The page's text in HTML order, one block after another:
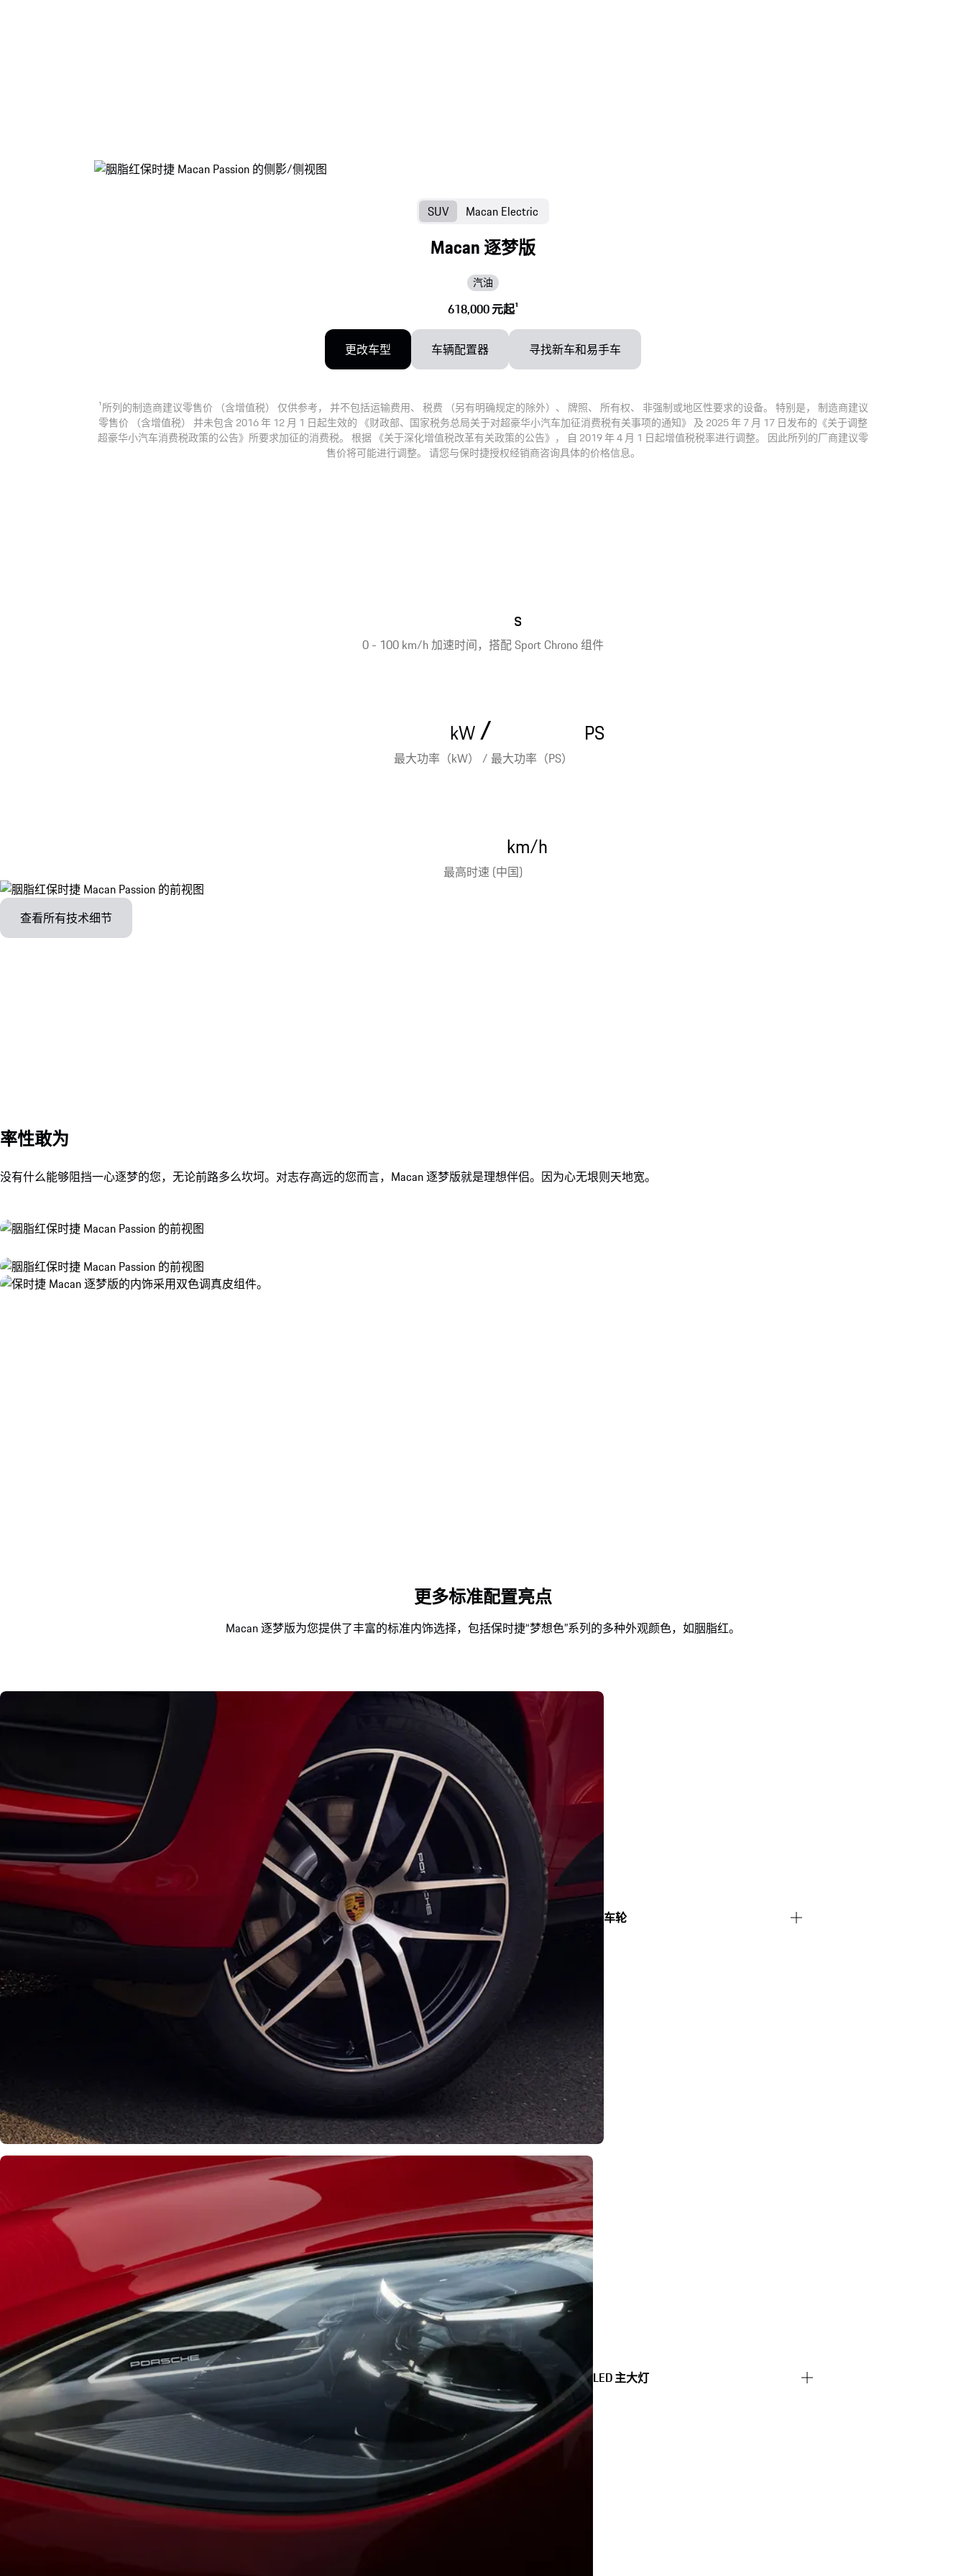
Macan 逐梦版
汽油
618,000 元起1
SUV Macan Electric
更改车型 车辆配置器 寻找新车和易手车
1所列的制造商建议零售价 （含增值税） 仅供参考， 并不包括运输费用、 税费 （另有明确规定的除外）、 牌照、 所有权、 非强制或地区性要求的设备。 特别是， 制造商建议
零售价 （含增值税） 并未包含 2016 年 12 月 1 日起生效的 《财政部、国家税务总局关于对超豪华小汽车加征消费税有关事项的通知》 及 2025 年 7 月 17 日发布的《关于调整
超豪华小汽车消费税政策的公告》所要求加征的消费税。 根据 《关于深化增值税改革有关政策的公告》， 自 2019 年 4 月 1 日起增值税税率进行调整。 因此所列的厂商建议零
售价将可能进行调整。 请您与保时捷授权经销商咨询具体的价格信息。
0 - 100 km/h 加速时间，搭配 Sport Chrono 组件
s
最大功率（kW） / 最大功率（PS）
kW/ PS
最高时速 (中国)
km/h
查看所有技术细节
率性敢为
没有什么能够阻挡一心逐梦的您，无论前路多么坎坷。对志存高远的您而言，Macan 逐梦版就是理想伴侣。因为心无垠则天地宽。
更多标准配置亮点
Macan 逐梦版为您提供了丰富的标准内饰选择，包括保时捷“梦想色”系列的多种外观颜色，如胭脂红。
车轮
LED 主大灯